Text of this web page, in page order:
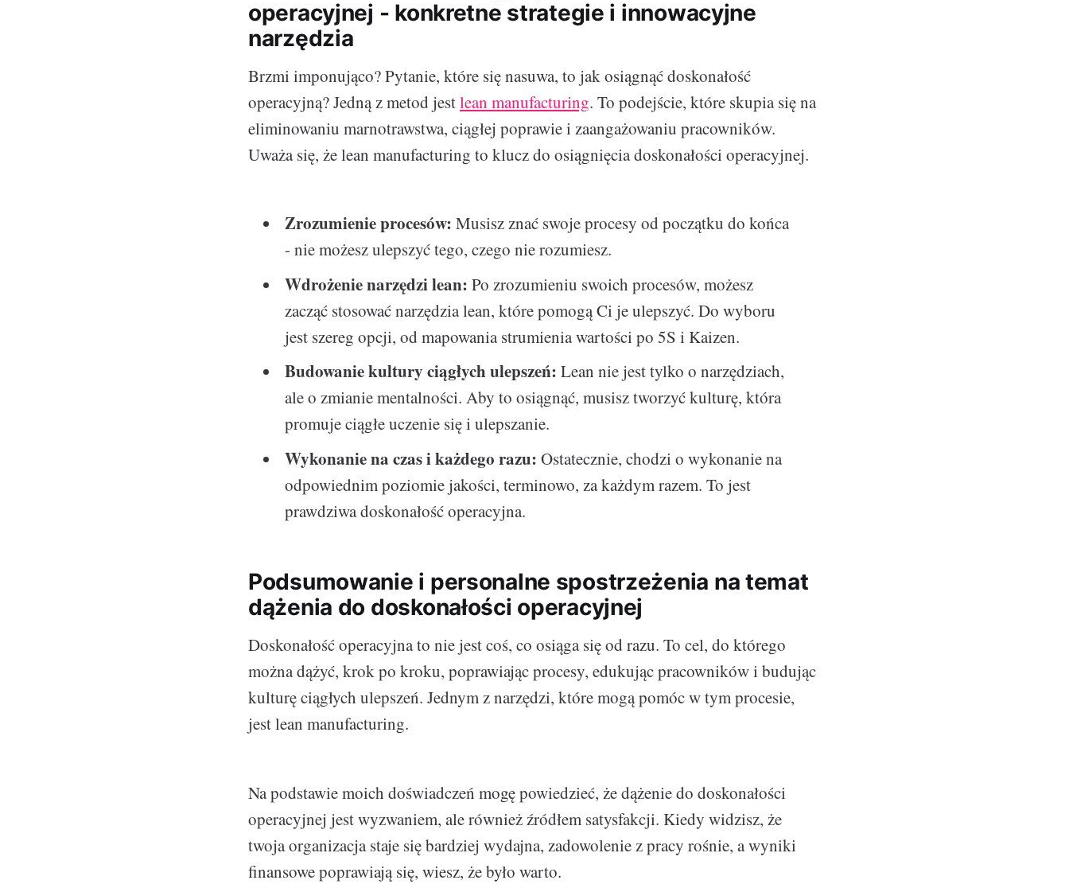
operacyjnej - konkretne strategie i innowacyjne
narzędzia
Brzmi imponująco? Pytanie, które się nasuwa, to jak osiągnąć doskonałość
operacyjną? Jedną z metod jestlean manufacturing. To podejście, które skupia się na
eliminowaniu marnotrawstwa, ciągłej poprawie i zaangażowaniu pracowników.
Uważa się, że lean manufacturing to klucz do osiągnięcia doskonałości operacyjnej.
Zrozumienie procesów: Musisz znać swoje procesy od początku do końca
- nie możesz ulepszyć tego, czego nie rozumiesz.
Wdrożenie narzędzi lean: Po zrozumieniu swoich procesów, możesz
zacząć stosować narzędzia lean, które pomogą Ci je ulepszyć. Do wyboru
jest szereg opcji, od mapowania strumienia wartości po 5S i Kaizen.
Budowanie kultury ciągłych ulepszeń: Lean nie jest tylko o narzędziach,
ale o zmianie mentalności. Aby to osiągnąć, musisz tworzyć kulturę, która
promuje ciągłe uczenie się i ulepszanie.
Wykonanie na czas i każdego razu: Ostatecznie, chodzi o wykonanie na
odpowiednim poziomie jakości, terminowo, za każdym razem. To jest
prawdziwa doskonałość operacyjna.
Podsumowanie i personalne spostrzeżenia na temat
dążenia do doskonałości operacyjnej
Doskonałość operacyjna to nie jest coś, co osiąga się od razu. To cel, do którego
można dążyć, krok po kroku, poprawiając procesy, edukując pracowników i budując
kulturę ciągłych ulepszeń. Jednym z narzędzi, które mogą pomóc w tym procesie,
jest lean manufacturing.
Na podstawie moich doświadczeń mogę powiedzieć, że dążenie do doskonałości
operacyjnej jest wyzwaniem, ale również źródłem satysfakcji. Kiedy widzisz, że
twoja organizacja staje się bardziej wydajna, zadowolenie z pracy rośnie, a wyniki
finansowe poprawiają się, wiesz, że było warto.